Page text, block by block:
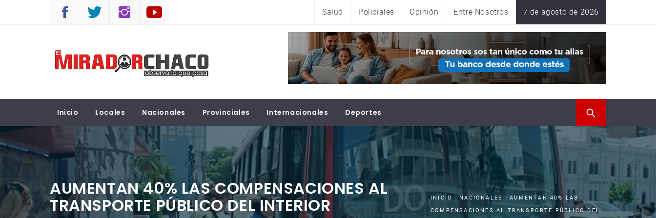
Salud Policiales Opinión Entre Nosotros 7 de agosto de 2026
EL MIRADOR CHACO
Inicio Locales Nacionales Provinciales Internacionales Deportes
AUMENTAN 40% LAS COMPENSACIONES AL
TRANSPORTE PÚBLICO DEL INTERIOR INICIO NACIONALES
AUMENTAN 40% LAS
COMPENSACIONES AL TRANSPORTE PÚBLICO DEL